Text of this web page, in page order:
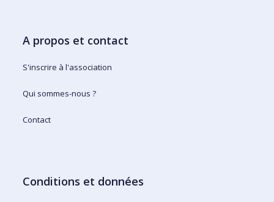
A propos et contact
S'inscrire à l'association
Qui sommes-nous ?
Contact
Conditions et données